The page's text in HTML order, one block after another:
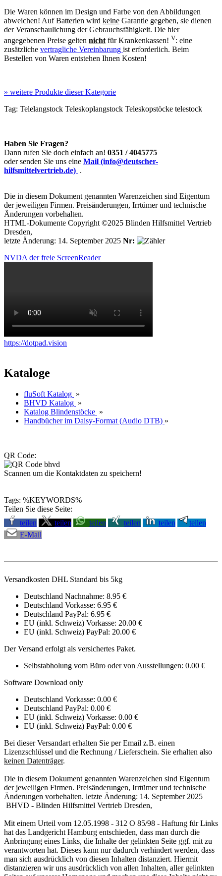
Die Waren können im Design und Farbe von den Abbildungen
abweichen! Auf Batterien wird keine Garantie gegeben, sie dienen
der Veranschaulichung der Gebrauchsfähigkeit. Die hier
angegebenen Preise gelten nicht für Krankenkassen! V: eine
zusätzliche vertragliche Vereinbarung ist erforderlich. Beim
Bestellen von Waren entstehen Ihnen Kosten!
» weitere Produkte dieser Kategorie
Tag: Telelangstock Teleskoplangstock Teleskopstöcke telestock
Haben Sie Fragen?
Dann rufen Sie doch einfach an! 0351 / 4045775
oder senden Sie uns eine Mail (info@deutscher-
hilfsmittelvertrieb.de) .
Die in diesem Dokument genannten Warenzeichen sind Eigentum
der jeweiligen Firmen. Preisänderungen, Irrtümer und technische
Änderungen vorbehalten.
HTML-Dokumente Copyright ©2025 Blinden Hilfsmittel Vertrieb
Dresden,
letzte Änderung: 14. September 2025 Nr:
NVDA der freie ScreenReader
https://dotpad.vision
Kataloge
fluSoft Katalog »
BHVD Katalog »
Katalog Blindenstöcke »
Handbücher im Daisy-Format (Audio DTB) »
QR Code:
Scannen um die Kontaktdaten zu speichern!
Tags: %KEYWORDS%
Teilen Sie diese Seite:
teilen
teilen teilen teilen teilen
teilen
E-Mail
Versandkosten DHL Standard bis 5kg
Deutschland Nachnahme: 8.95 €
Deutschland Vorkasse: 6.95 €
Deutschland PayPal: 6.95 €
EU (inkl. Schweiz) Vorkasse: 20.00 €
EU (inkl. Schweiz) PayPal: 20.00 €
Der Versand erfolgt als versichertes Paket.
Selbstabholung vom Büro oder von Ausstellungen: 0.00 €
Software Download only
Deutschland Vorkasse: 0.00 €
Deutschland PayPal: 0.00 €
EU (inkl. Schweiz) Vorkasse: 0.00 €
EU (inkl. Schweiz) PayPal: 0.00 €
Bei dieser Versandart erhalten Sie per Email z.B. einen
Lizenzschlüssel und die Rechnung / Lieferschein. Sie erhalten also
keinen Datenträger.
Die in diesem Dokument genannten Warenzeichen sind Eigentum
der jeweiligen Firmen. Preisänderungen, Irrtümer und technische
Änderungen vorbehalten. letzte Änderung: 14. September 2025
BHVD - Blinden Hilfsmittel Vertrieb Dresden,
Mit einem Urteil vom 12.05.1998 - 312 O 85/98 - Haftung für Links
hat das Landgericht Hamburg entschieden, dass man durch die
Anbringung eines Links, die Inhalte der gelinkten Seite ggf. mit zu
verantworten hat. Dieses kann nur dadurch verhindert werden, dass
man sich ausdrücklich von diesen Inhalten distanziert. Hiermit
distanzieren wir uns ausdrücklich von allen Inhalten, aller gelinkten